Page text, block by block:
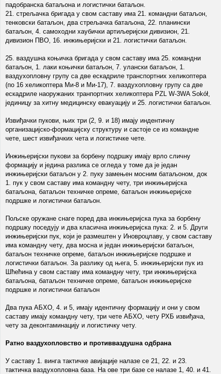
падобранска батаљона и логистички батаљон.
21. стрељачка бригада у свом саставу има 21. командни батаљон,
тенковски батаљон, два стрељачка батаљона, 22. планински
батаљон, 4. самоходни хаубички артиљеријски дивизион, 21.
дивизион ПВО, 16. инжињеријски и 21. логистички батаљон.
25. ваздушна коњичка бригада у свом саставу има 25. командни
батаљон, 1. лаки коњички батаљон, 7. улански батаљон, 1.
ваздухопловну групу са две ескадриле транспортних хеликоптера
(по 16 хеликоптера Ми-8 и Ми-17), 7. ваздухопловну групу са две
ескадриле наоружаних транпортних хеликоптера PZL W-3WA Sokół,
јединицу за хитну медицинску евакуацију и 25. логистички батаљон.
Извиђачки пукови, њих три (2, 9. и 18) имају индентичну
организацијско-формацијску структуру и састоје се из командне
чете, шест извиђачких чета и логистичке чете.
Инжињеријски пукови за борбену подршку имају врло сличну
формацију и једина разлика се огледа у томе да је један
инжињеријски батаљон у 2. пуку замењен мосним батаљоном, док
1. пук у свом саставу има командну чету, три инжињеријска
батаљона, батаљон техничке опреме, батаљон инжињеријске
подршке и логистички батаљон.
Пољске оружане снаге поред два инжињеријска пука за борбену
подршку поседују и два класична инжињеријска пука: 2. и 5. Други
инжињеријски пук, који је размештен у Иновроцлаву, у свом саставу
има командну чету, два мосна и један инжињеријски батаљон,
батаљон техничке опреме, батаљон инжињеријске подршке и
логистички батаљон. За разлику од њега, 5. инжињеријски пук из
Шћећина у свом саставу има командну чету, три инжињеријска
батаљона, батаљон техничке опреме, батаљон инжињеријске
подршке и логистички батаљон
Два пука АБХО, 4. и 5, имају идентичну формацију и они у свом
саставу имају командну чету, три чете АБХО, чету РХБ извиђача,
чету за деконтаминацију и логистичку чету.
Ратно ваздухопловство и противваздушна одбрана
У саставу 1. винга тактичке авијације налазе се 21, 22. и 23.
тактичка ваздухопловна база. На ове три базе се налазе 1, 40. и 41.